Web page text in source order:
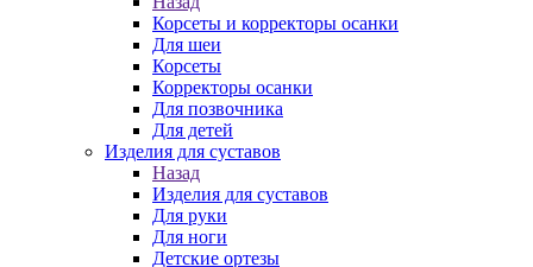
Корсеты и корректоры осанки
Для шеи
Корсеты
Корректоры осанки
Для позвочника
Для детей
Изделия для суставов
Назад
Изделия для суставов
Для руки
Для ноги
Детские ортезы